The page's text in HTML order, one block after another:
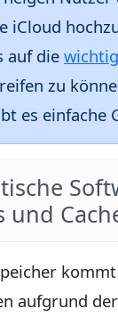
iCloud
auf die
zu
es einfache
und
aufgrund